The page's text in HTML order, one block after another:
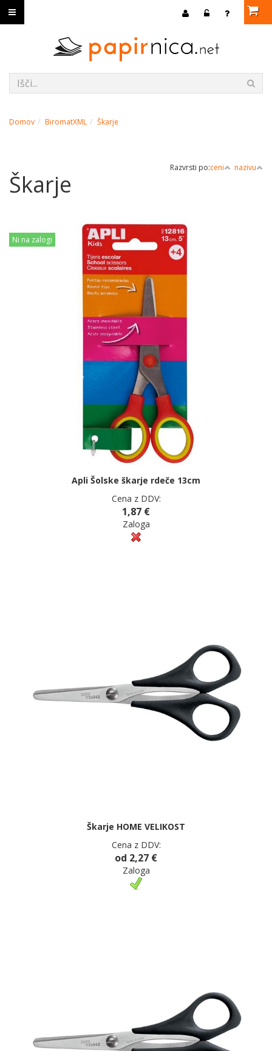
Domov BiromatXML Škarje
Razvrsti po:ceni nazivu
Škarje
Ni na zalogi
Apli Šolske škarje rdeče 13cm
Cena z DDV:
1,87 €
Zaloga
Škarje HOME VELIKOST
Cena z DDV:
od 2,27 €
Zaloga